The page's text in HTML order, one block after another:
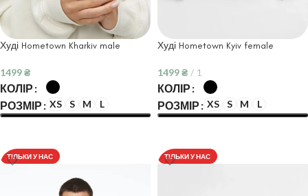
Худі Hometown Kharkiv male
1499₴
КОЛІР
РОЗМІР
XS S M L
Худі Hometown Kyiv female
1499₴ 1
КОЛІР
РОЗМІР
XS S M L
ТІЛЬКИ У НАС ТІЛЬКИ У НАС